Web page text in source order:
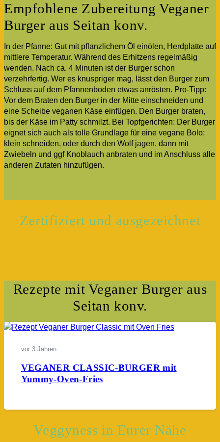
Empfohlene Zubereitung Veganer
Burger aus Seitan konv.
In der Pfanne: Gut mit pflanzlichem Öl einölen, Herdplatte auf
mittlere Temperatur. Während des Erhitzens regelmäßig
wenden. Nach ca. 4 Minuten ist der Burger schon
verzehrfertig. Wer es knuspriger mag, lässt den Burger zum
Schluss auf dem Pfannenboden etwas anrösten. Pro-Tipp:
Vor dem Braten den Burger in der Mitte einschneiden und
eine Scheibe veganen Käse einfügen. Den Burger braten,
bis der Käse im Patty schmilzt. Bei Topfgerichten: Der Burger
eignet sich auch als tolle Grundlage für eine vegane Bolo;
klein schneiden, oder durch den Wolf jagen, dann mit
Zwiebeln und ggf Knoblauch anbraten und im Anschluss alle
anderen Zutaten hinzufügen.
Zertifiziert und ausgezeichnet
Rezepte mit Veganer Burger aus
Seitan konv.
vor 3 Jahren
VEGANER CLASSIC-BURGER mit
Yummy-Oven-Fries
Veggyness in Eurer Nähe